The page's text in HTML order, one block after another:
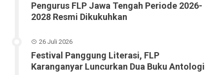
Pengurus FLP Jawa Tengah Periode 2026-
2028 Resmi Dikukuhkan
26 Juli 2026
Festival Panggung Literasi, FLP
Karanganyar Luncurkan Dua Buku Antologi